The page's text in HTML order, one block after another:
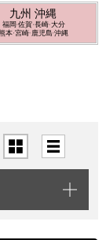
九州 沖縄
福岡 佐賀 長崎 大分
本 宮崎 鹿児島 沖縄
切替